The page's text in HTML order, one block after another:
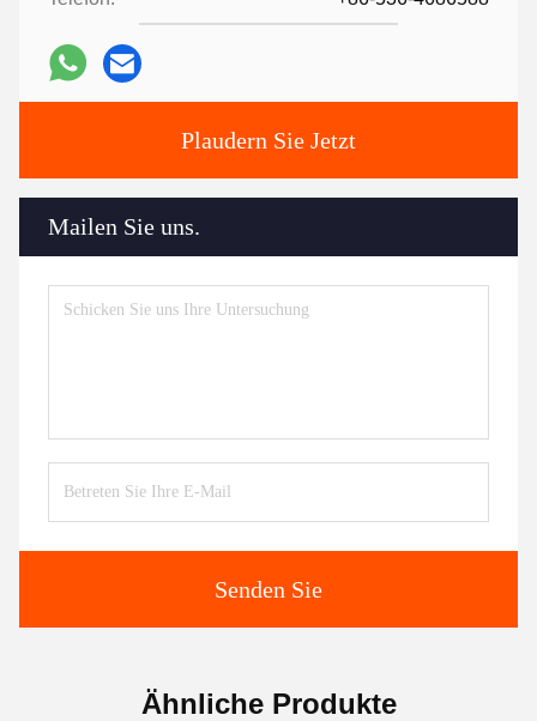
Plaudern Sie Jetzt
Mailen Sie uns.
Senden Sie
Ähnliche Produkte